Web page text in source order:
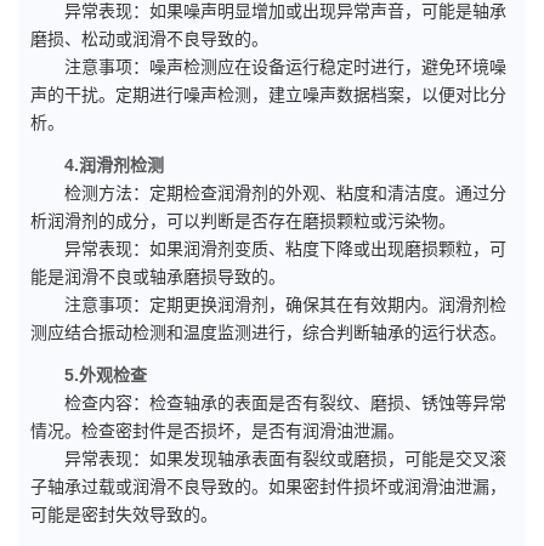
异常表现：如果噪声明显增加或出现异常声音，可能是轴承
磨损、松动或润滑不良导致的。
注意事项：噪声检测应在设备运行稳定时进行，避免环境噪
声的干扰。定期进行噪声检测，建立噪声数据档案，以便对比分
析。
4.润滑剂检测
检测方法：定期检查润滑剂的外观、粘度和清洁度。通过分
析润滑剂的成分，可以判断是否存在磨损颗粒或污染物。
异常表现：如果润滑剂变质、粘度下降或出现磨损颗粒，可
能是润滑不良或轴承磨损导致的。
注意事项：定期更换润滑剂，确保其在有效期内。润滑剂检
测应结合振动检测和温度监测进行，综合判断轴承的运行状态。
5.外观检查
检查内容：检查轴承的表面是否有裂纹、磨损、锈蚀等异常
情况。检查密封件是否损坏，是否有润滑油泄漏。
异常表现：如果发现轴承表面有裂纹或磨损，可能是交叉滚
子轴承过载或润滑不良导致的。如果密封件损坏或润滑油泄漏，
可能是密封失效导致的。